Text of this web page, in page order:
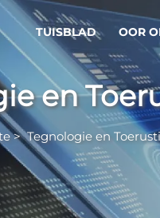
TUISBLAD OOR
en
>Tegnologie en